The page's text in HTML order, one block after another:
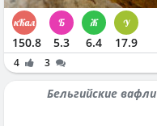
150.8 5.3 6.4 17.9
4 3
Бельгийские вафли